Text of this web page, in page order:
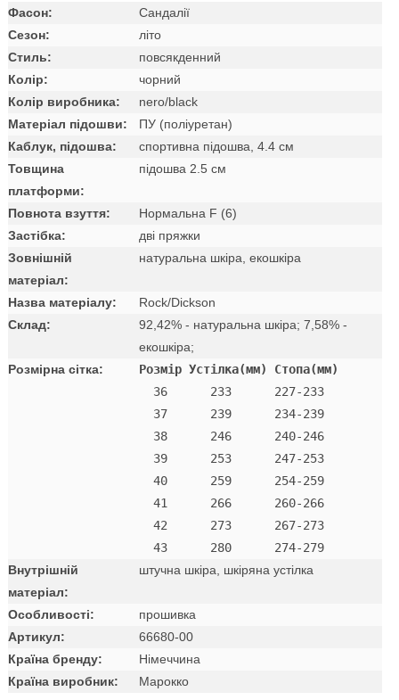
Фасон:
Сандалії
Сезон:
літо
Стиль:
повсякденний
Колір:
чорний
Колір виробника:
nero/black
Матеріал підошви:
ПУ (поліуретан)
Каблук, підошва:
спортивна підошва, 4.4 см
Товщина
платформи:
підошва 2.5 см
Повнота взуття:
Нормальна F (6)
Застібка:
дві пряжки
Зовнішній
матеріал:
натуральна шкіра, екошкіра
Назва матеріалу:
Rock/Dickson
Склад:
92,42% - натуральна шкіра; 7,58% -
екошкіра;
Розмірна сітка:
Розмір Устілка(мм) Стопа(мм)
  36      233      227-233
  37      239      234-239
  38      246      240-246
  39      253      247-253
  40      259      254-259
  41      266      260-266
  42      273      267-273
Внутрішній
матеріал:
штучна шкіра, шкіряна устілка
Особливості:
прошивка
Артикул:
66680-00
Країна бренду:
Німеччина
Країна виробник:
Марокко